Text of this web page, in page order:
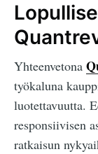
Yhteenvetona
työkaluna
luotettavuutta.
responsiivisen
ratkaisun